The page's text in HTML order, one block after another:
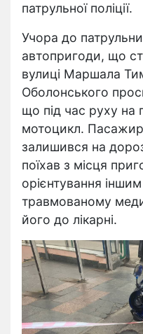
патрульної поліції.
Учора до
автопригоди, що
вулиці Маршала
Оболонського
що під час руху на
мотоцикл.
залишився на
поїхав з місця
орієнтування
травмованому
його до лікарні.